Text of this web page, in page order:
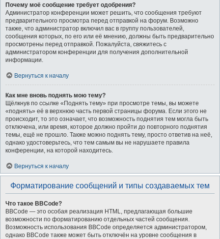
Почему моё сообщение требует одобрения?
Администратор конференции может решить, что сообщения требуют
предварительного просмотра перед отправкой на форум. Возможно
также, что администратор включил вас в группу пользователей,
сообщения которых, по его или её мнению, должны быть предварительно
просмотрены перед отправкой. Пожалуйста, свяжитесь с
администратором конференции для получения дополнительной
информации.
Вернуться к началу
Как мне вновь поднять мою тему?
Щёлкнув по ссылке «Поднять тему» при просмотре темы, вы можете
«поднять» её в верхнюю часть первой страницы форума. Если этого не
происходит, то это означает, что возможность поднятия тем могла быть
отключена, или время, которое должно пройти до повторного поднятия
темы, ещё не прошло. Также можно поднять тему, просто ответив на неё,
однако удостоверьтесь, что тем самым вы не нарушаете правила
конференции, на которой находитесь.
Вернуться к началу
Форматирование сообщений и типы создаваемых тем
Что такое BBCode?
BBCode — это особая реализация HTML, предлагающая большие
возможности по форматированию отдельных частей сообщения.
Возможность использования BBCode определяется администратором,
однако BBCode также может быть отключён на уровне сообщения в